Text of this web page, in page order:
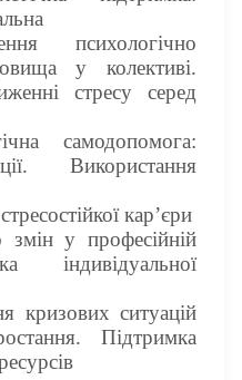
психологічно
у колективі.
стресу серед
самодопомога:
Використання
кар’єри
у професійній
індивідуальної
кризових ситуацій
Підтримка